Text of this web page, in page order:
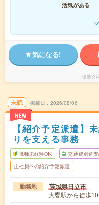
活気がある
気になる!
派遣会社
未読
NEW
掲載日 2026/08/06
【紹介予定派遣】
りを支える事務
職種未経験OK 交通費別途支
正社員への紹介予定派遣
勤務地 茨城県日立市
大甕駅から徒歩